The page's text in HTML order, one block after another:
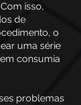
isso,
de
o
uma série
consumia
problemas